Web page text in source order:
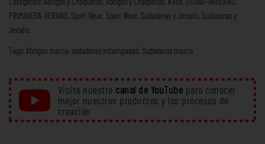
PRIMAVERA-VERANO, Sport Wear, Sport Wear, Sudaderas y Jerséis, Sudaderas y
Jerséis
Tags: Abrigos marca, sudaderas estampadas, Sudaderas marca
Visita nuestro canal de YouTube para conocer
mejor nuestros productos y los procesos de
creación